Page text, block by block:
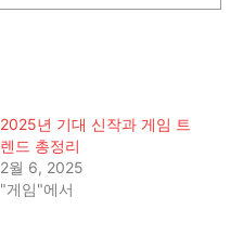
2025년 기대 신작과 게임 트
렌드 총정리
2월 6, 2025
"게임"에서